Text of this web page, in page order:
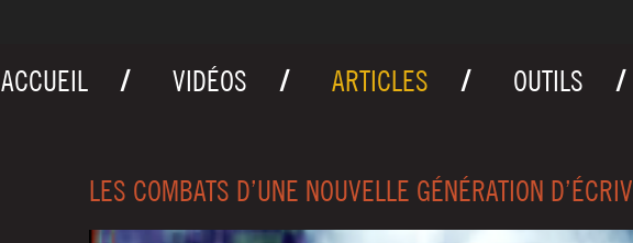
ACCUEIL VIDÉOS ARTICLES OUTILS
LES COMBATS D’UNE NOUVELLE GÉNÉRATION